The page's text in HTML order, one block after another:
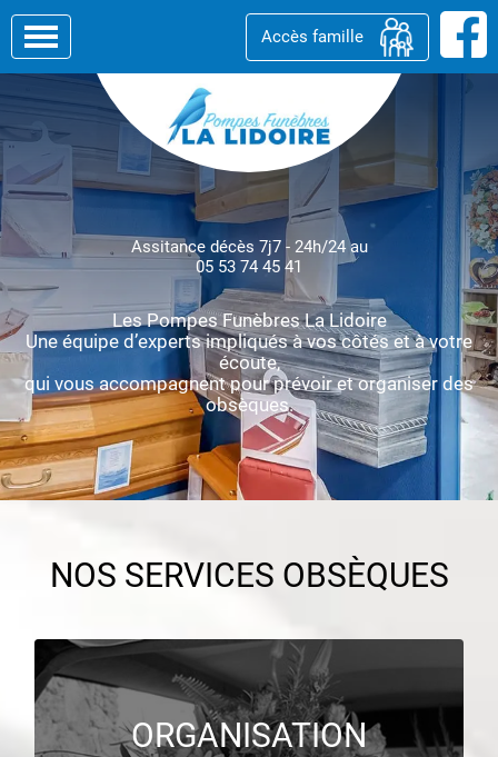
Accès famille
Assitance décès 7j7 - 24h/24 au
05 53 74 45 41
Les Pompes Funèbres La Lidoire
Une équipe d’experts impliqués à vos côtés et à votre
écoute,
qui vous accompagnent pour prévoir et organiser des
obsèques.
NOS SERVICES OBSÈQUES
ORGANISATION